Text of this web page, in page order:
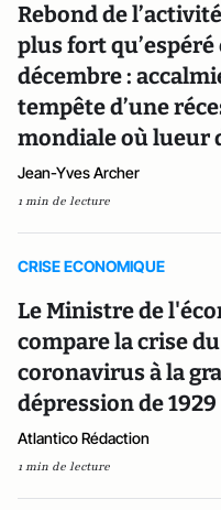
Rebond de
plus fort qu’espéré
décembre :
tempête d’une
mondiale où lueur
Jean-Yves Archer
1 min de lecture
CRISE ECONOMIQUE
Le Ministre de
compare la crise du
coronavirus à la
dépression de 1929
Atlantico Rédaction
1 min de lecture